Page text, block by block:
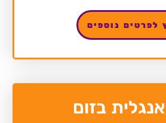
לפרטים נוספים
בזום